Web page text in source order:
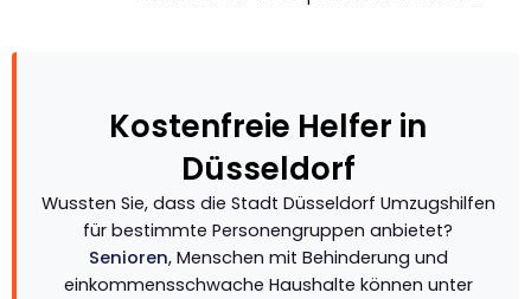
Kostenfreie Helfer in
Düsseldorf
Wussten Sie, dass die Stadt Düsseldorf Umzugshilfen
für bestimmte Personengruppen anbietet?
Senioren, Menschen mit Behinderung und
einkommensschwache Haushalte können unter